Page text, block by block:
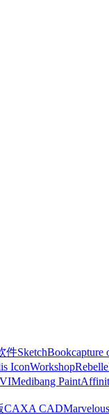
件SketchBookcapture
IconWorkshopRebelle
Medibang Paint
CAXA CAD